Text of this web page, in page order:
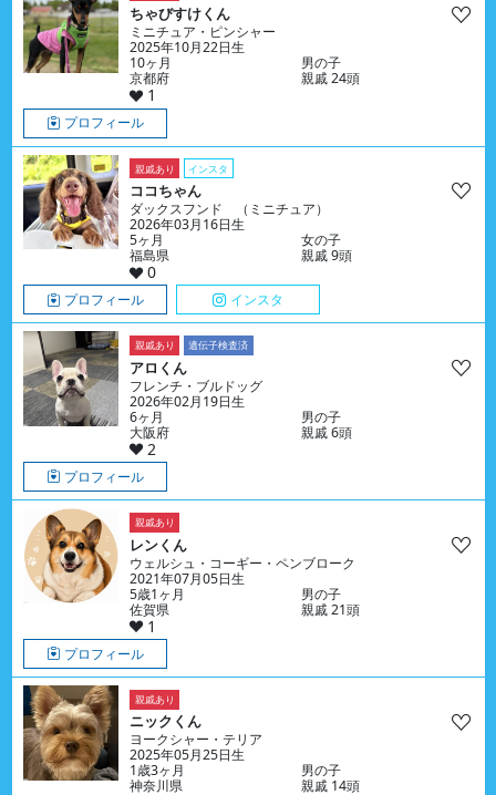
ちゃびすけくん
ミニチュア・ピンシャー
2025年10月22日生
10ヶ月
男の子
京都府
親戚 24頭
1
プロフィール
親戚あり インスタ
ココちゃん
ダックスフンド （ミニチュア）
2026年03月16日生
5ヶ月
女の子
福島県
親戚 9頭
0
プロフィール インスタ
親戚あり 遺伝子検査済
アロくん
フレンチ・ブルドッグ
2026年02月19日生
6ヶ月
男の子
大阪府
親戚 6頭
2
プロフィール
親戚あり
レンくん
ウェルシュ・コーギー・ペンブローク
2021年07月05日生
5歳1ヶ月
男の子
佐賀県
親戚 21頭
1
プロフィール
親戚あり
ニックくん
ヨークシャー・テリア
2025年05月25日生
1歳3ヶ月
男の子
神奈川県
親戚 14頭